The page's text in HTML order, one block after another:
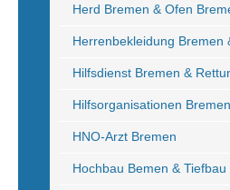
Herd Bremen & Ofen
Herrenbekleidung Bremen
Hilfsdienst Bremen &
Hilfsorganisationen Bremen
HNO-Arzt Bremen
Hochbau Bemen & Tiefbau